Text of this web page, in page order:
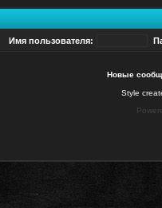
Имя пользователя:
Новые
Style